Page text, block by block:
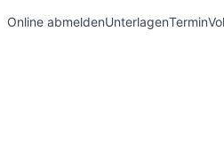
Online abmeldenUnterlagenTermin